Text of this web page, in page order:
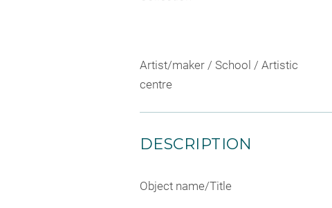
Artist/maker / School / Artistic
centre
DESCRIPTION
Object name/Title